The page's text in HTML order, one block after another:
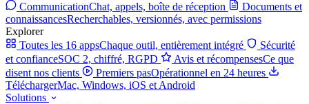
CommunicationChat, appels, boîte de réception
Documents et
connaissancesRecherchables, versionnés, avec permissions
Explorer
Toutes les 16 appsChaque outil, entièrement intégré
Sécurité
et confianceSOC 2, chiffré, RGPD Avis et récompensesCe que
disent nos clients
Premiers pasOpérationnel en 24 heures
TéléchargerMac, Windows, iOS et Android
Solutions